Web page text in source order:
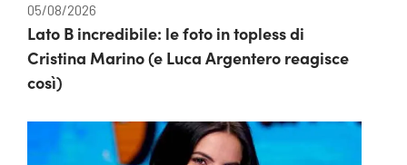
05/08/2026
Lato B incredibile: le foto in topless di
Cristina Marino (e Luca Argentero reagisce
così)